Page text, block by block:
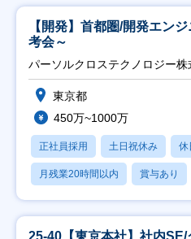
【開発】首都圏/開発エン
考会～
パーソルクロステクノロジー株
東京都
450万~1000万
正社員採用 土日祝休み 休
月残業20時間以内 賞与あり
25-40【東京本社】社内